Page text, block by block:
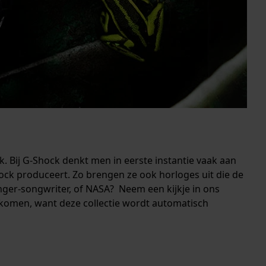
G-Shock denkt men in eerste instantie vaak aan
produceert. Zo brengen ze ook horloges uit die de
songwriter, of NASA? ​ Neem een kijkje in ons
want deze collectie wordt automatisch